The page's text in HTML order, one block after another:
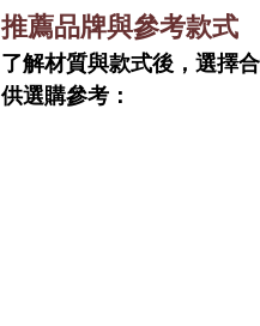
推薦品牌與參考款式
了解材質與款式後，選擇
供選購參考：